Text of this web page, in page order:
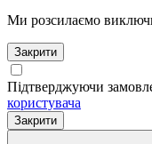
Ми розсилаємо
Закрити
Підтверджуючи
користувача
Закрити